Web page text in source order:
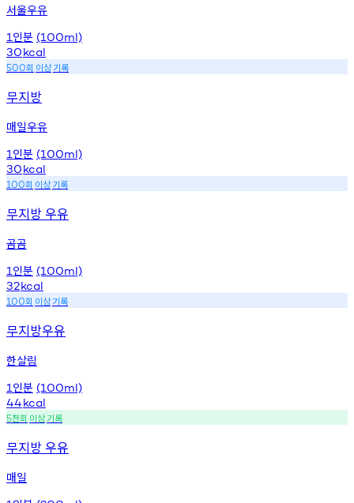
서울우유
1 인분 (100ml)
30kcal
500회 이상기록
무지방
매일우유
1 인분 (100ml)
30kcal
100회 이상기록
무지방 우유
곰곰
1 인분 (100ml)
32kcal
100회 이상기록
무지방우유
한살림
1 인분 (100ml)
44kcal
5천회 이상기록
무지방 우유
매일